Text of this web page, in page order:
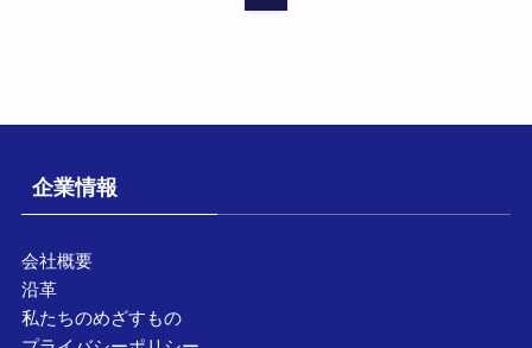
企業情報
会社概要
沿革
私たちのめざすもの